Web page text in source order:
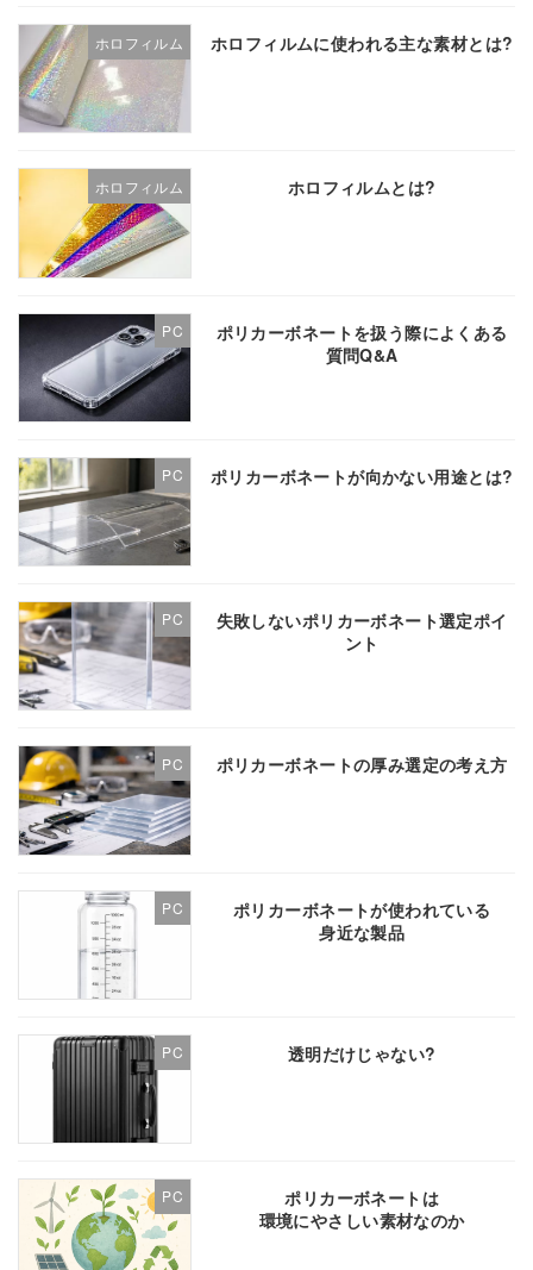
ホロフィルム ホロフィルムに使われる主な素材とは?
ホロフィルム ホロフィルムとは?
PC
ポリカーボネートを扱う際によくある
質問Q&A
PC ポリカーボネートが向かない用途とは?
PC
失敗しないポリカーボネート選定ポイ
ント
PC ポリカーボネートの厚み選定の考え方
PC
ポリカーボネートが使われている
身近な製品
PC 透明だけじゃない?
PC
ポリカーボネートは
環境にやさしい素材なのか